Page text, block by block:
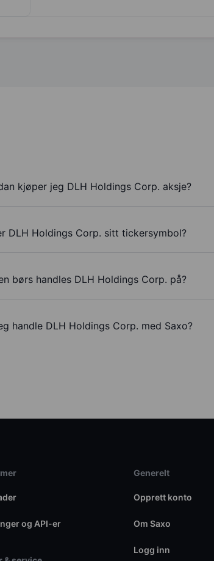
kjøper jeg DLH Holdings Corp. aksje?
DLH Holdings Corp. sitt tickersymbol?
børs handles DLH Holdings Corp. på?
handle DLH Holdings Corp. med Saxo?
og API-er
Generelt
Opprett konto
Om Saxo
Logg inn